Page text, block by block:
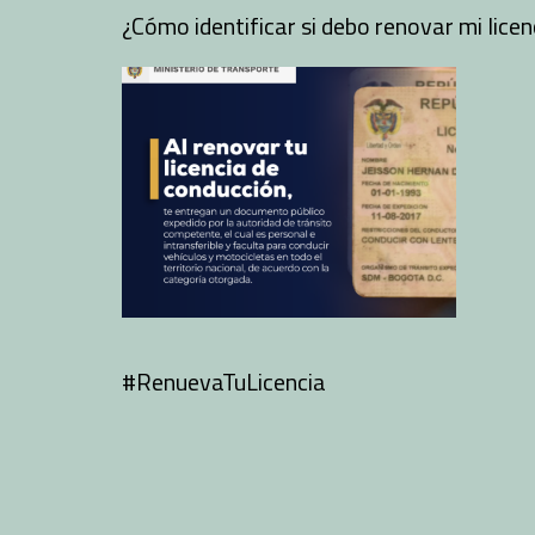
¿Cómo identificar si debo renovar mi
#RenuevaTuLicencia